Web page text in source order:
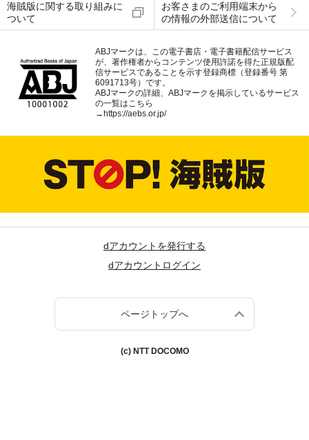
海賊版に関する取り組みに
ついて
お客さまのご利用端末から
の情報の外部送信について
ABJマークは、この電子書店・電子書籍配信サービス
が、著作権者からコンテンツ使用許諾を得た正規版配
信サービスであることを示す登録商標（登録番号 第
6091713号）です。
ABJマークの詳細、ABJマークを掲示しているサービス
の一覧はこちら
→ https://aebs.or.jp/
dアカウントを発行する
dアカウントログイン
ページトップへ
(c) NTT DOCOMO